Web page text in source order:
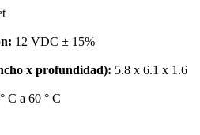
12 VDC ± 15%
x profundidad): 5.8 x 6.1 x 1.6
C a 60 ° C